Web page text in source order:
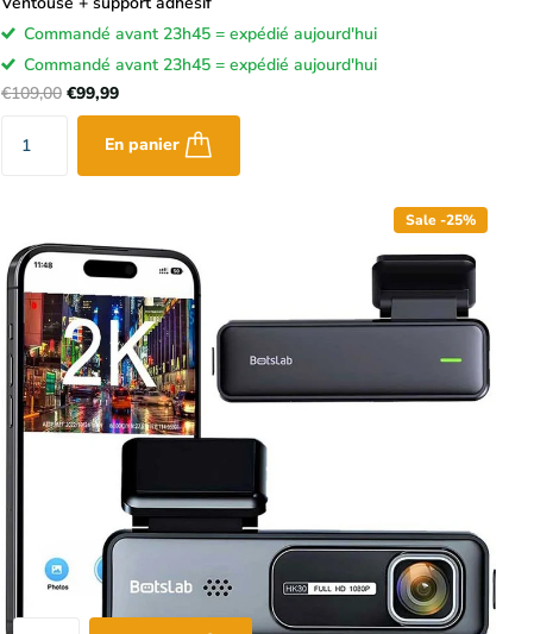
Commandé avant 23h45 = expédié aujourd'hui
Commandé avant 23h45 = expédié aujourd'hui
€109,00 €99,99
En panier
Sale -25%